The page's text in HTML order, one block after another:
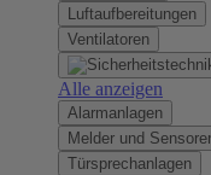
Luftaufbereitungen
Ventilatoren
Alle anzeigen
Alarmanlagen
Melder und
Türsprechanlagen